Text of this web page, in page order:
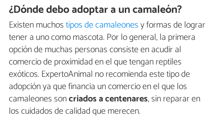
¿Dónde debo adoptar a un camaleón?
Existen muchostipos de camaleonesy formas de lograr
tener a uno como mascota. Por lo general, la primera
opción de muchas personas consiste en acudir al
comercio de proximidad en el que tengan reptiles
exóticos. ExpertoAnimal no recomienda este tipo de
adopción ya que financia un comercio en el que los
camaleones soncriados a centenares, sin reparar en
los cuidados de calidad que merecen.